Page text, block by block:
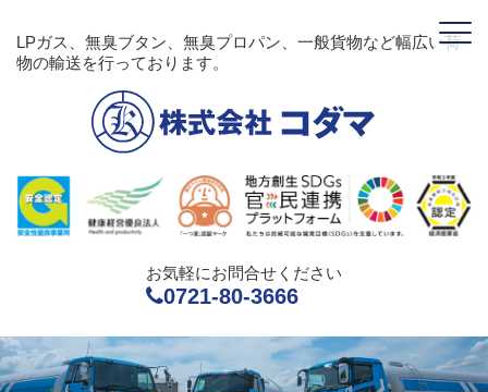
LPガス、無臭ブタン、無臭プロパン、一般貨物など幅広い荷
物の輸送を行っております。
お気軽にお問合せください
0721-80-3666